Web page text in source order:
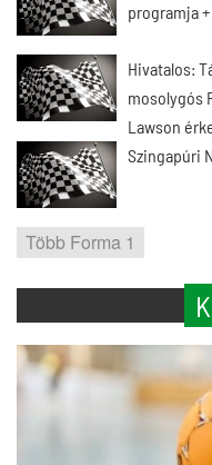
programja
Hivatalos:
mosolygós
Lawson
Szingapúri
Több Forma 1